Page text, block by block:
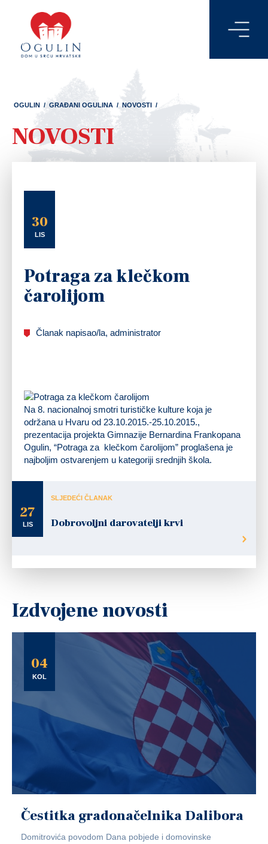
OGULIN / GRAĐANI OGULINA / NOVOSTI /
NOVOSTI
30
LIS
Potraga za klečkom
čarolijom
Članak napisao/la, administrator
Na 8. nacionalnoj smotri turističke kulture koja je
održana u Hvaru od 23.10.2015.-25.10.2015.,
prezentacija projekta Gimnazije Bernardina Frankopana
Ogulin, “Potraga za klečkom čarolijom” proglašena je
najboljim ostvarenjem u kategoriji srednjih škola.
27
LIS
SLJEDEĆI ČLANAK
Dobrovoljni darovatelji krvi
Izdvojene novosti
04
KOL
Čestitka gradonačelnika Dalibora
Domitrovića povodom Dana pobjede i domovinske